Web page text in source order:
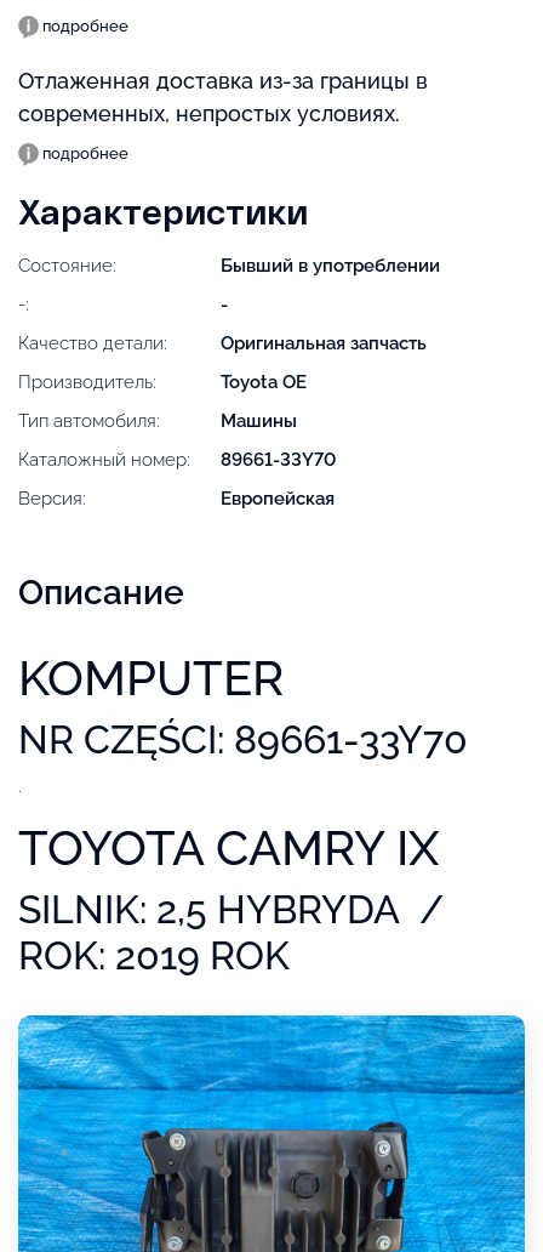
подробнее
Отлаженная доставка из-за границы в
современных, непростых условиях.
подробнее
Характеристики
Состояние:
Бывший в употреблении
-:
-
Качество детали:
Оригинальная запчасть
Производитель:
Toyota OE
Тип автомобиля:
Машины
Каталожный номер:
89661-33Y70
Версия:
Европейская
Описание
KOMPUTER
NR CZĘŚCI: 89661-33Y70
.
TOYOTA CAMRY IX
SILNIK: 2,5 HYBRYDA /
ROK: 2019 ROK